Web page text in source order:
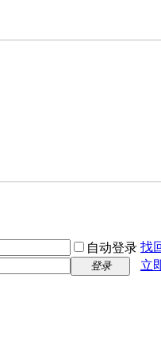
自动登录 找
登录
立